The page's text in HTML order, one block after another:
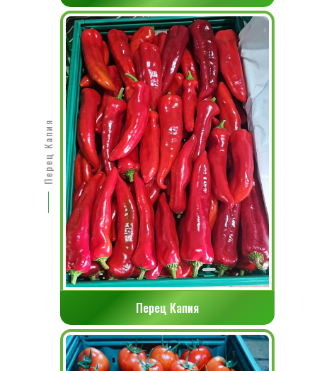
Перец Капия
Перец Капия